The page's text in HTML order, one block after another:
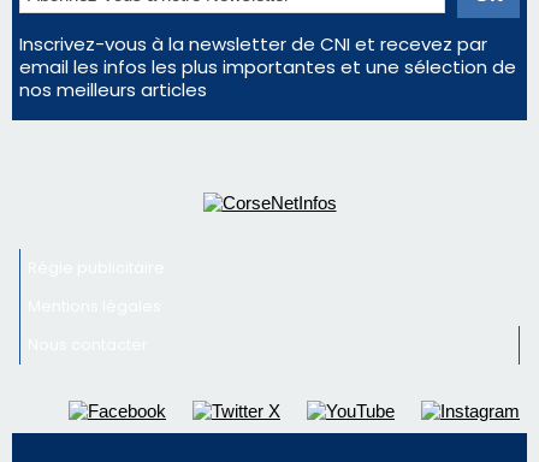
Inscrivez-vous à la newsletter de CNI et recevez par
email les infos les plus importantes et une sélection de
nos meilleurs articles